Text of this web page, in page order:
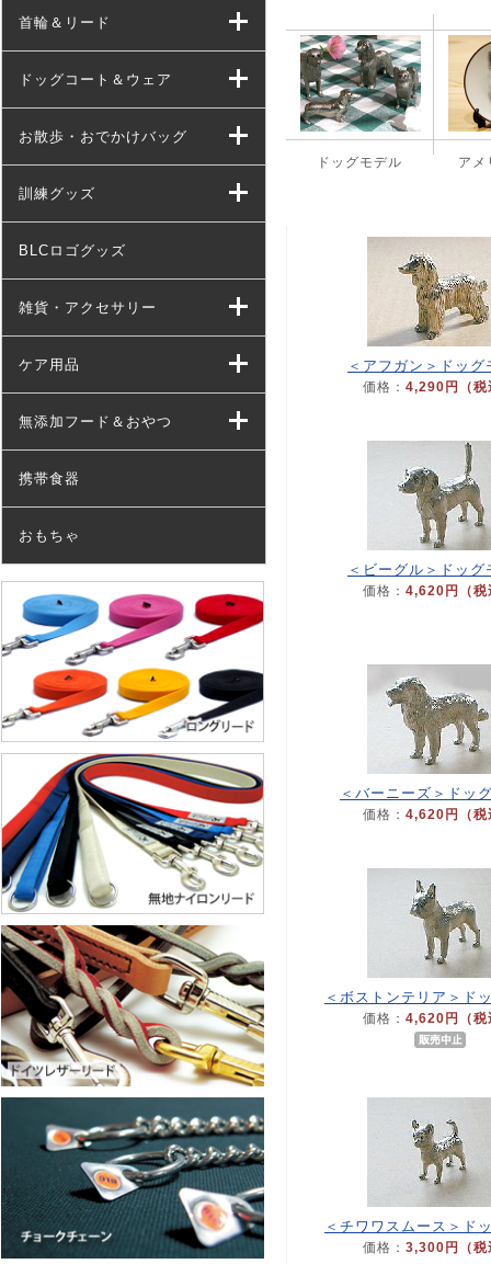
ドッグモデル アメ
＜アフガン＞ドッグ
価格： 4,290円（税
＜ビーグル＞ドッグ
価格： 4,620円（税
＜バーニーズ＞ドッ
価格： 4,620円（税
＜ボストンテリア＞ド
価格： 4,620円（税
＜チワワスムース＞ド
価格： 3,300円（税
首輪＆リード
ドッグコート＆ウェア
お散歩・おでかけバッグ
訓練グッズ
BLCロゴグッズ
雑貨・アクセサリー
ケア用品
無添加フード＆おやつ
携帯食器
おもちゃ